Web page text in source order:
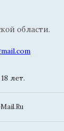
области.
лет.